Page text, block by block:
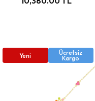
Yeni Ücretsiz
Kargo